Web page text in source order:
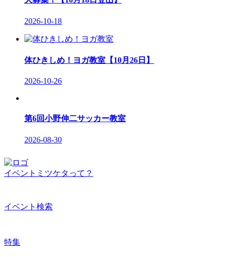
2026-10-18
体ひきしめ！ヨガ教室【10月26日】
2026-10-26
第6回小野伸二サッカー教室
2026-08-30
イベントミツケタって？
イベント検索
特集